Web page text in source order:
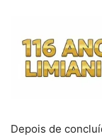
Depois de